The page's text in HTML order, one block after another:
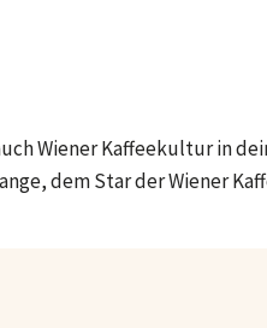
Wiener Kaffeekultur in
dem Star der Wiener